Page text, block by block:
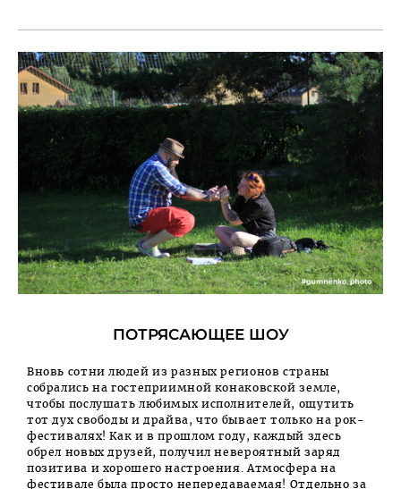
ПОТРЯСАЮЩЕЕ ШОУ
Вновь сотни людей из разных регионов страны
собрались на гостеприимной конаковской земле,
чтобы послушать любимых исполнителей, ощутить
тот дух свободы и драйва, что бывает только на рок-
фестивалях! Как и в прошлом году, каждый здесь
обрел новых друзей, получил невероятный заряд
позитива и хорошего настроения. Атмосфера на
фестивале была просто непередаваемая! Отдельно за